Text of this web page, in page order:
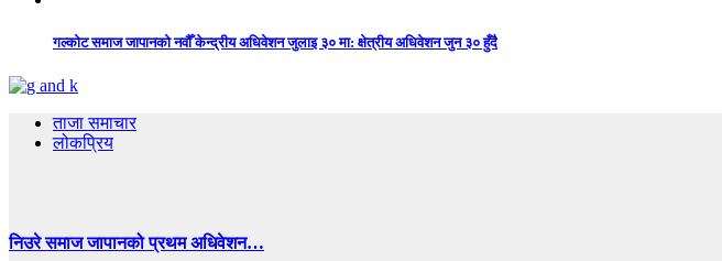
गल्कोट समाज जापानको नवौँ केन्द्रीय अधिवेशन जुलाइ ३० मा: क्षेत्रीय अधिवेशन जुन ३० हुँदै
ताजा समाचार
लोकप्रिय
निउरे समाज जापानको प्रथम अधिवेशन…